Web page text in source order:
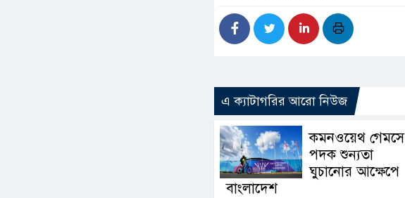
এ ক্যাটাগরির আরো নিউজ
কমনওয়েথ গেমসে
পদক শুন্যতা
ঘুচানোর আক্ষেপে
বাংলাদেশ